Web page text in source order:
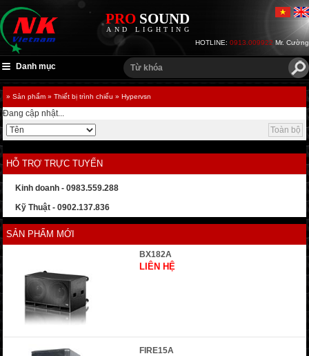
PRO SOUND
AND LIGHTING
HOTLINE: 0913.009922 Mr. Cường
Danh mục
» Sản phẩm » Thiết bị trình chiếu » Hypervsn
Đang cập nhật...
Toàn bộ
HỖ TRỢ TRỰC TUYẾN
Kinh doanh - 0983.559.288
Kỹ Thuật - 0902.137.836
SẢN PHẨM MỚI
BX182A
LIÊN HỆ
FIRE15A